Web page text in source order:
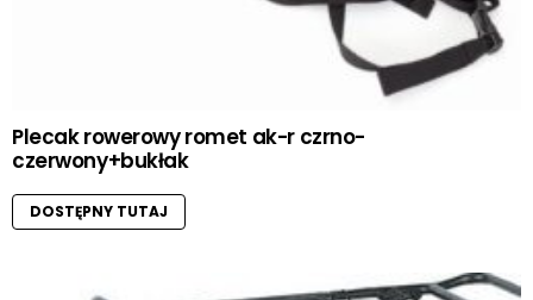
Plecak rowerowy romet ak-r czrno-
czerwony+bukłak
DOSTĘPNY TUTAJ